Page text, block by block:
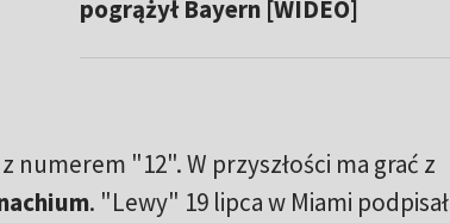
pogrążył Bayern [WIDEO]
numerem "12". W przyszłości ma grać z
. "Lewy" 19 lipca w Miami podpisał